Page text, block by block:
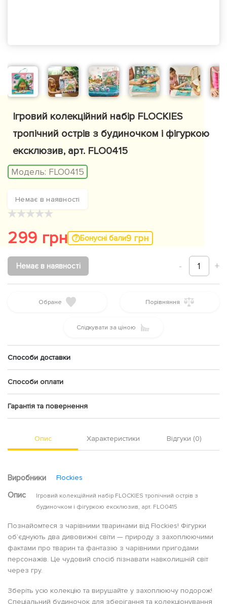
Ігровий колекційний набір FLOCKIES
тропічний острів з будиночком і фігуркою
ексклюзив, арт. FLO0415
Модель: FLO0415
Немає в наявності
★★★★★
299 грн Бонусні бали9 грн
- 1 +
Немає в наявності
Обране Порівняння
Слідкувати за ціною
Способи доставки
Способи оплати
Гарантія та повернення
Опис Характеристики Відгуки (0)
Виробники Flockies
Опис
Ігровий колекційний набір FLOCKIES тропічний острів з
будиночком і фігуркою ексклюзив, арт. FLO0415
Познайомтеся з чарівними тваринами від Flockies! Фігурки
об’єднують два дивовижні світи — природу з захоплюючими
фактами про тварин та фантазію з чарівними пригодами
персонажів. Це чудовий спосіб пізнавати навколишній світ
через гру.
Зберіть усю колекцію та вирушайте у захоплюючу подорож!
Спеціальний будиночок для зберігання та колекціонування